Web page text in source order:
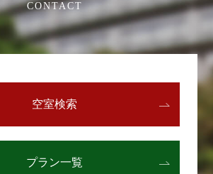
CONTACT
空室検索
プラン一覧